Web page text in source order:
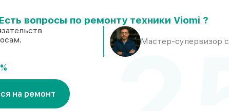
клиента
в Краснодаре, остальные доступны для
реплики
– под любые запросы
если мастер приступает к ремонту сразу
Есть вопросы по ремонту техники Viomi ?
Мастер-супервизор
на ремонт